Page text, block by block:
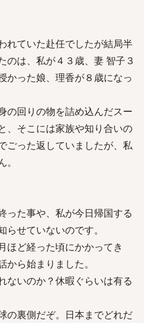
れていた赴任でしたが結局半
のは、私が４３歳、妻 智子３
かった娘、理香が８歳になっ
の回りの物を詰め込んだスー
、そこには家族や知り合いの
ごった返していましたが、私
った事や、私が今日帰国する
せていないのです。
ほど経った頃にかかってき
ら始まりました。
ないのか？休暇ぐらいは有る
の裏側だぞ。日本までどれだ